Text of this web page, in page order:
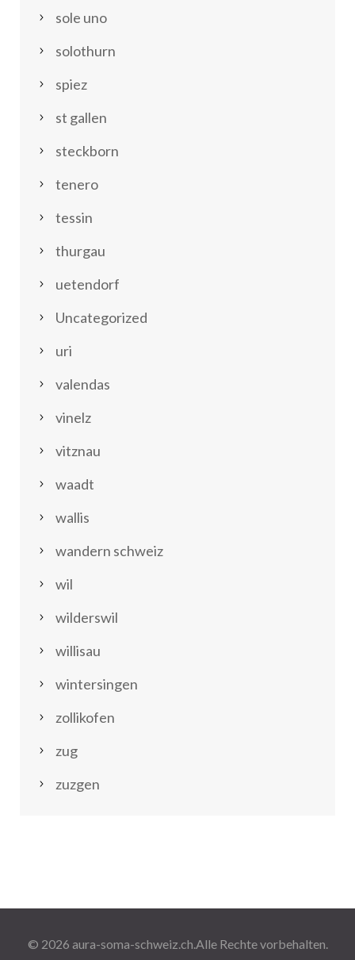
sole uno
solothurn
spiez
st gallen
steckborn
tenero
tessin
thurgau
uetendorf
Uncategorized
uri
valendas
vinelz
vitznau
waadt
wallis
wandern schweiz
wil
wilderswil
willisau
wintersingen
zollikofen
zug
zuzgen
© 2026 aura-soma-schweiz.ch.Alle Rechte vorbehalten.